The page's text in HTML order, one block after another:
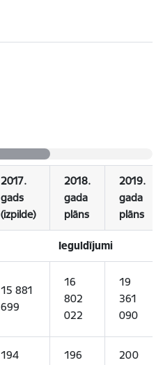
2017.
gads
(izpilde)
2018.
gada
plāns
2019.
gada
plāns
Ieguldījumi
15 881
699
16
802
022
19
361
090
194 196 200